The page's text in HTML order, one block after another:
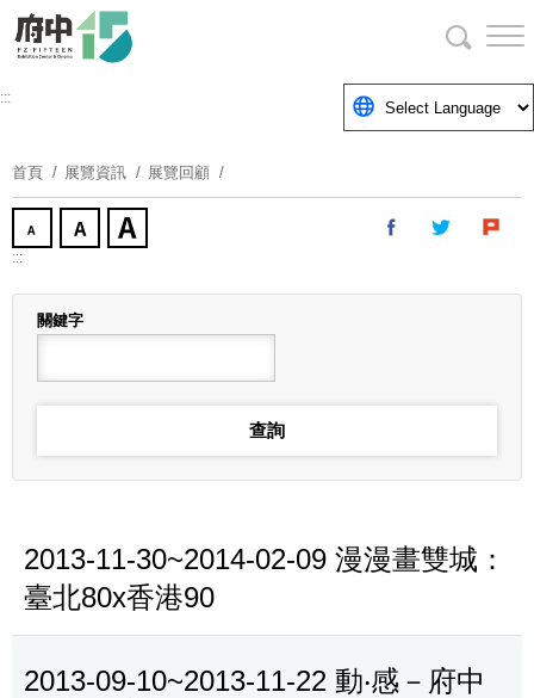
要
塊
:::
首頁 展覽資訊 展覽回顧
:::
關鍵字
2013-11-30~2014-02-09 漫漫畫雙城：
臺北80x香港90
2013-09-10~2013-11-22 動‧感－府中